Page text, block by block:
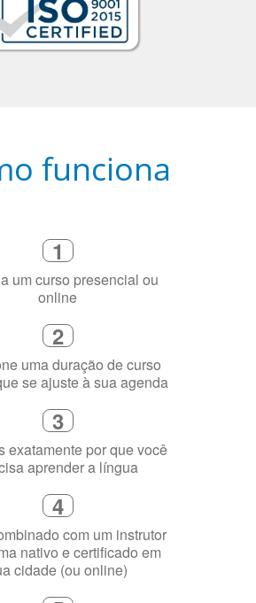
funciona
1
um curso presencial ou
online
2
uma duração de curso
se ajuste à sua agenda
3
exatamente por que você
aprender a língua
4
com um instrutor
nativo e certificado em
cidade (ou online)